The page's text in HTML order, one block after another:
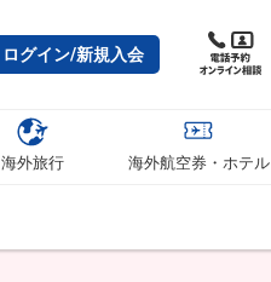
ログイン/新規入会
海外旅行 海外航空券・ホテル